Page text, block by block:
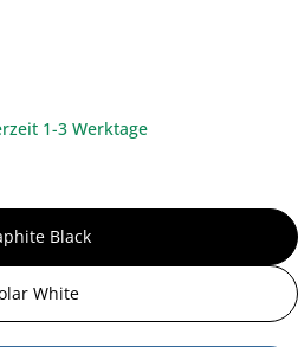
1-3 Werktage
Black
White